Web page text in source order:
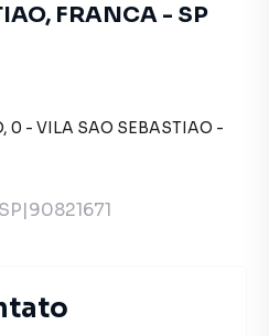
FRANCA - SP
, 0 - VILA SAO SEBASTIAO -